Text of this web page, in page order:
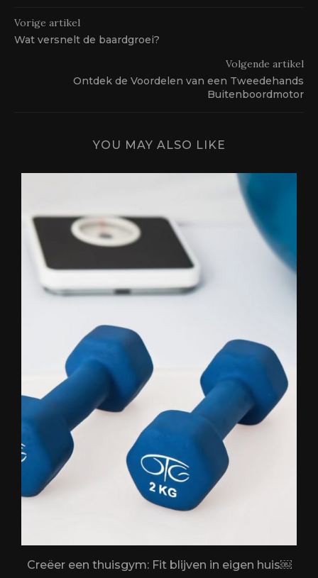
Vorige artikel
Wat versnelt de baardgroei?
Volgende artikel
Ontdek de Voordelen van een Tweedehands
Buitenboordmotor
YOU MAY ALSO LIKE
Creëer een thuisgym: Fit blijven in eigen huis￼